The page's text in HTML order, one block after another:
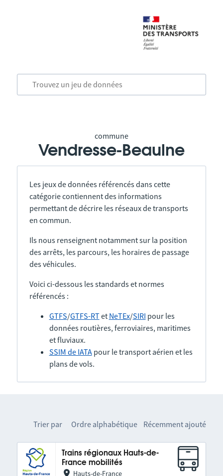
commune
Vendresse-Beaulne
Les jeux de données référencés dans cette
catégorie contiennent des informations
permettant de décrire les réseaux de transports
en commun.
Ils nous renseignent notamment sur la position
des arrêts, les parcours, les horaires de passage
des véhicules.
Voici ci-dessous les standards et normes
référencés :
GTFS/GTFS-RTet NeTEx/SIRI pour les
données routières, ferroviaires, maritimes
et fluviaux.
SSIM de IATApour le transport aérien et les
plans de vols.
Trier par Ordre alphabétique Récemment ajouté
Trains régionaux Hauts-de-
France mobilités
Hauts-de-France